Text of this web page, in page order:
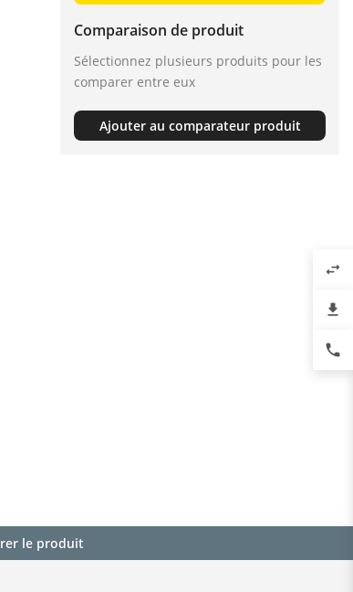
Comparaison de produit
Sélectionnez plusieurs produits pour les
comparer entre eux
Ajouter au comparateur produit
le produit
swap_horiz
file_download
phone